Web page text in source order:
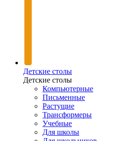
Детские столы
Детские столы
Компьютерные
Письменные
Растущие
Трансформеры
Учебные
Для школы